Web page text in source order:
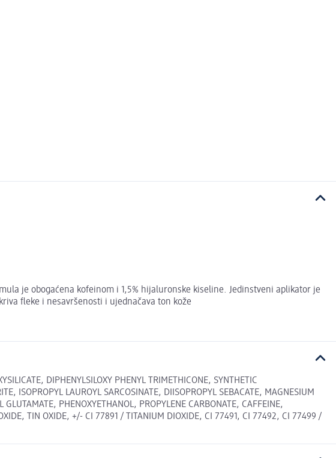
je obogaćena kofeinom i 1,5% hijaluronske kiseline. Jedinstveni aplikator je
fleke i nesavršenosti i ujednačava ton kože
DIPHENYLSILOXY PHENYL TRIMETHICONE, SYNTHETIC
ISOPROPYL LAUROYL SARCOSINATE, DIISOPROPYL SEBACATE, MAGNESIUM
PHENOXYETHANOL, PROPYLENE CARBONATE, CAFFEINE,
TIN OXIDE, +/- CI 77891 / TITANIUM DIOXIDE, CI 77491, CI 77492, CI 77499 /